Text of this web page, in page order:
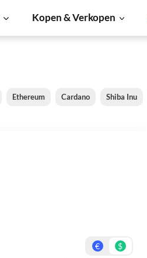
Kopen & Verkopen
Ethereum Cardano Shiba Inu
€ $